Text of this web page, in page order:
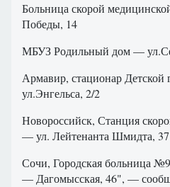
Больница скорой
Победы, 14
МБУЗ Родильный дом —
Армавир, стационар
ул.Энгельса, 2/2
Новороссийск, Станция
— ул. Лейтенанта Шмидта, 37
Сочи, Городская больница
— Дагомысская, 46", —